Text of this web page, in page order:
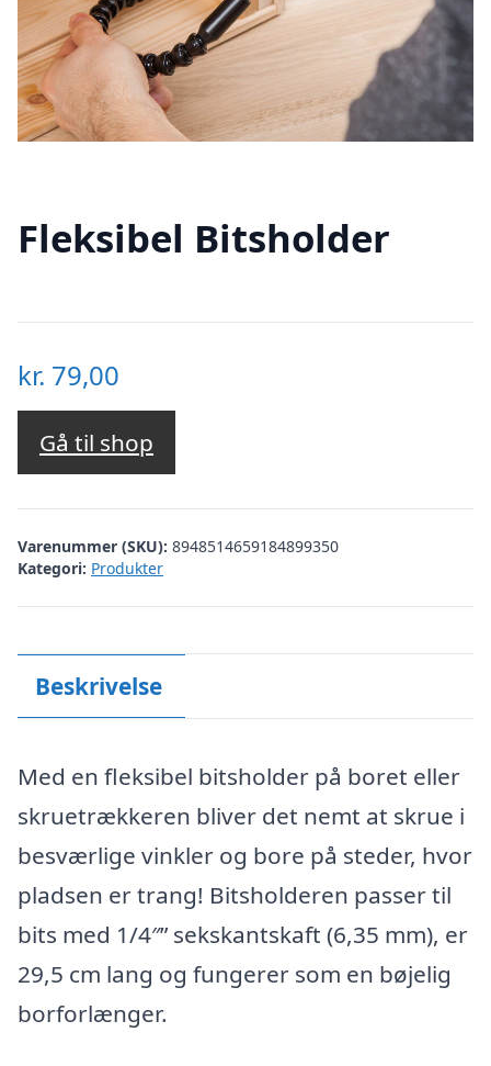
Fleksibel Bitsholder
kr. 79,00
Gå til shop
Varenummer (SKU): 8948514659184899350
Kategori: Produkter
Beskrivelse
Med en fleksibel bitsholder på boret eller
skruetrækkeren bliver det nemt at skrue i
besværlige vinkler og bore på steder, hvor
pladsen er trang! Bitsholderen passer til
bits med 1/4″” sekskantskaft (6,35 mm), er
29,5 cm lang og fungerer som en bøjelig
borforlænger.